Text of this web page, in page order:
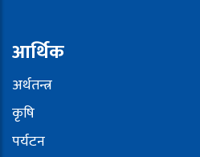
आर्थिक
अर्थतन्त्र
कृषि
पर्यटन